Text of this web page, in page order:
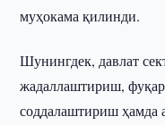
муҳокама қилинди.
Шунингдек, давлат
жадаллаштириш,
соддалаштириш ҳамда